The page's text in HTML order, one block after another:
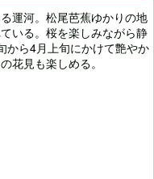
運河。松尾芭蕉ゆかりの地
いる。桜を楽しみながら静
から4月上旬にかけて艶やか
花見も楽しめる。